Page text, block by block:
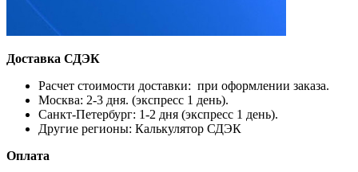
Доставка СДЭК
Расчет стоимости доставки: при оформлении заказа.
Москва: 2-3 дня. (экспресс 1 день).
Санкт-Петербург: 1-2 дня (экспресс 1 день).
Другие регионы: Калькулятор СДЭК
Оплата